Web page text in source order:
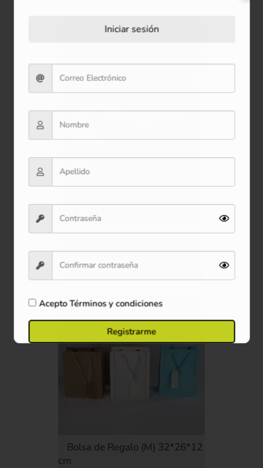
Bolsa de Regalo Zoológico (S)
23*18*10 cm
$3.900
Ver producto
Comprar ahora
Bolsa de Regalo (M) 32*26*12
cm
Iniciar sesión
AceptoTérminos y condiciones
Registrarme